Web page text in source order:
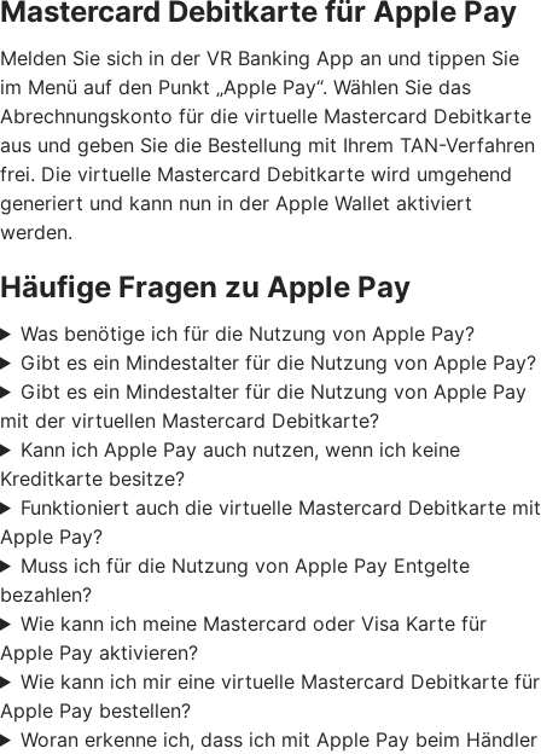
Mastercard Debitkarte für Apple Pay
Melden Sie sich in der VR Banking App an und tippen Sie
im Menü auf den Punkt „Apple Pay“. Wählen Sie das
Abrechnungskonto für die virtuelle Mastercard Debitkarte
aus und geben Sie die Bestellung mit Ihrem TAN-Verfahren
frei. Die virtuelle Mastercard Debitkarte wird umgehend
generiert und kann nun in der Apple Wallet aktiviert
werden.
Häufige Fragen zu Apple Pay
Was benötige ich für die Nutzung von Apple Pay?
Gibt es ein Mindestalter für die Nutzung von Apple Pay?
Gibt es ein Mindestalter für die Nutzung von Apple Pay
mit der virtuellen Mastercard Debitkarte?
Kann ich Apple Pay auch nutzen, wenn ich keine
Kreditkarte besitze?
Funktioniert auch die virtuelle Mastercard Debitkarte mit
Apple Pay?
Muss ich für die Nutzung von Apple Pay Entgelte
bezahlen?
Wie kann ich meine Mastercard oder Visa Karte für
Apple Pay aktivieren?
Wie kann ich mir eine virtuelle Mastercard Debitkarte für
Apple Pay bestellen?
Woran erkenne ich, dass ich mit Apple Pay beim Händler